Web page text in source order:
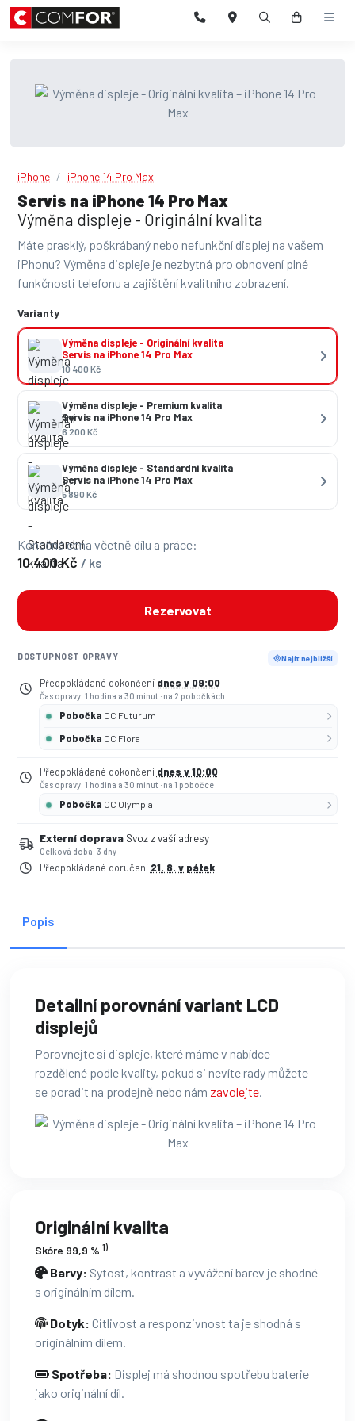
iPhone iPhone 14 Pro Max
Servis na iPhone 14 Pro Max
Výměna displeje - Originální kvalita
Máte prasklý, poškrábaný nebo nefunkční displej na vašem
iPhonu? Výměna displeje je nezbytná pro obnovení plné
funkčnosti telefonu a zajištění kvalitního zobrazení.
Varianty
Výměna displeje - Originální kvalita
Servis na iPhone 14 Pro Max
10 400 Kč
Výměna displeje - Premium kvalita
Servis na iPhone 14 Pro Max
6 200 Kč
Výměna displeje - Standardní kvalita
Servis na iPhone 14 Pro Max
5 890 Kč
Konečná cena včetně dílu a práce:
10 400 Kč / ks
Rezervovat
DOSTUPNOST OPRAVY Najít nejbližší
Předpokládané dokončení dnes v 09:00
Čas opravy: 1 hodina a 30 minut · na 2 pobočkách
Pobočka OC Futurum
Pobočka OC Flora
Předpokládané dokončení dnes v 10:00
Čas opravy: 1 hodina a 30 minut · na 1 pobočce
Pobočka OC Olympia
Externí doprava Svoz z vaší adresy
Celková doba: 3 dny
Předpokládané doručení 21. 8. v pátek
Popis
Detailní porovnání variant LCD
displejů
Porovnejte si displeje, které máme v nabídce
rozdělené podle kvality, pokud si nevíte rady můžete
se poradit na prodejně nebo nám zavolejte
Originální kvalita
Skóre 99,9 % 1)
Barvy: Sytost, kontrast a vyvážení barev je shodné
s originálním dílem.
Dotyk: Citlivost a responzivnost ta je shodná s
originálním dílem.
Spotřeba: Displej má shodnou spotřebu baterie
jako originální díl.